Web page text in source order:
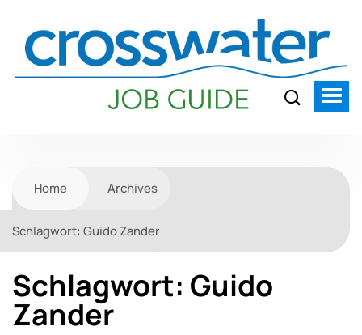
Home Archives
Schlagwort: Guido Zander
Schlagwort: Guido
Zander